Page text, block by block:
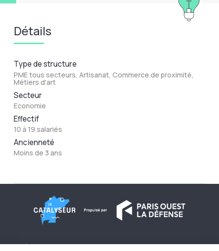
Détails
Type de structure
PME tous secteurs, Artisanat, Commerce de proximité,
Métiers d'art
Secteur
Economie
Effectif
10 à 19 salariés
Ancienneté
Moins de 3 ans